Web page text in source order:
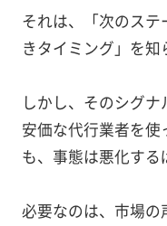
それは、「次のス
きタイミング」を知
しかし、そのシグ
安価な代行業者を
も、事態は悪化する
必要なのは、市場の